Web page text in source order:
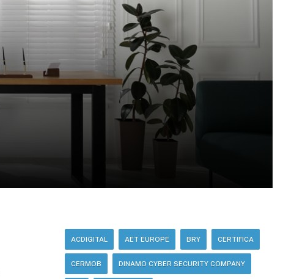
ACDIGITAL AET EUROPE BRY CERTIFICA
CERMOB DINAMO CYBER SECURITY COMPANY